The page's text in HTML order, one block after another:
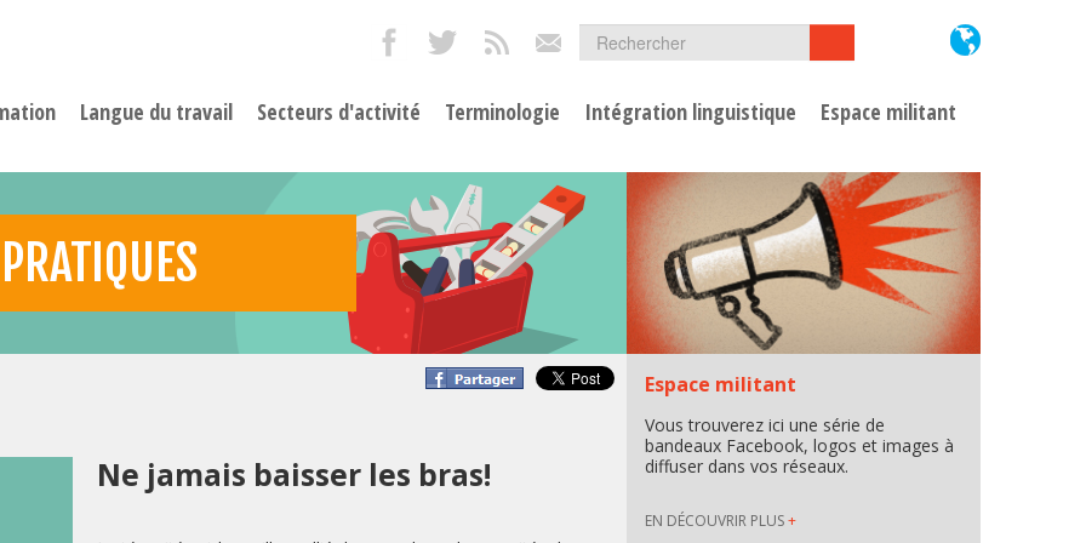
Formulaire
de
recherche
Rechercher
Langue du travail Secteurs d'activité Terminologie Intégration linguistique Espace militant
Ne jamais baisser les bras!
Espace militant
Vous trouverez ici une série de
bandeaux Facebook, logos et images à
diffuser dans vos réseaux.
EN DÉCOUVRIR PLUS+